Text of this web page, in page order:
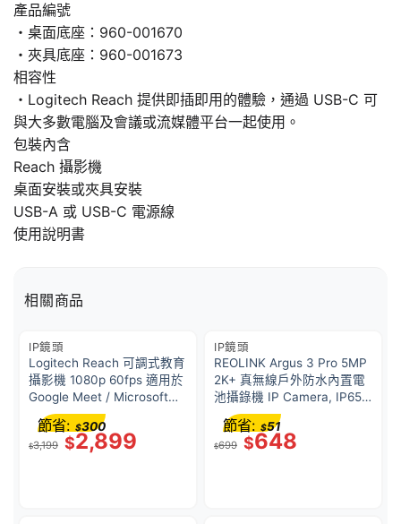
產品編號
・桌面底座：960-001670
・夾具底座：960-001673
相容性
・Logitech Reach 提供即插即用的體驗，通過 USB-C 可
與大多數電腦及會議或流媒體平台一起使用。
包裝內含
Reach 攝影機
桌面安裝或夾具安裝
USB-A 或 USB-C 電源線
使用說明書
相關商品
IP鏡頭
Logitech Reach 可調式教育
攝影機 1080p 60fps 適用於
Google Meet / Microsoft
Teams / Zoom [配底座安裝]
960-001670
$3,199 $2,899
節省: $300
IP鏡頭
REOLINK Argus 3 Pro 5MP
2K+ 真無線戶外防水內置電
池攝錄機 IP Camera, IP65
防水, 2.4G / 5G 雙頻 Wi-Fi,
125 度廣角, AI 智能人形、車
輛及寵物偵測
$699 $648
節省: $51